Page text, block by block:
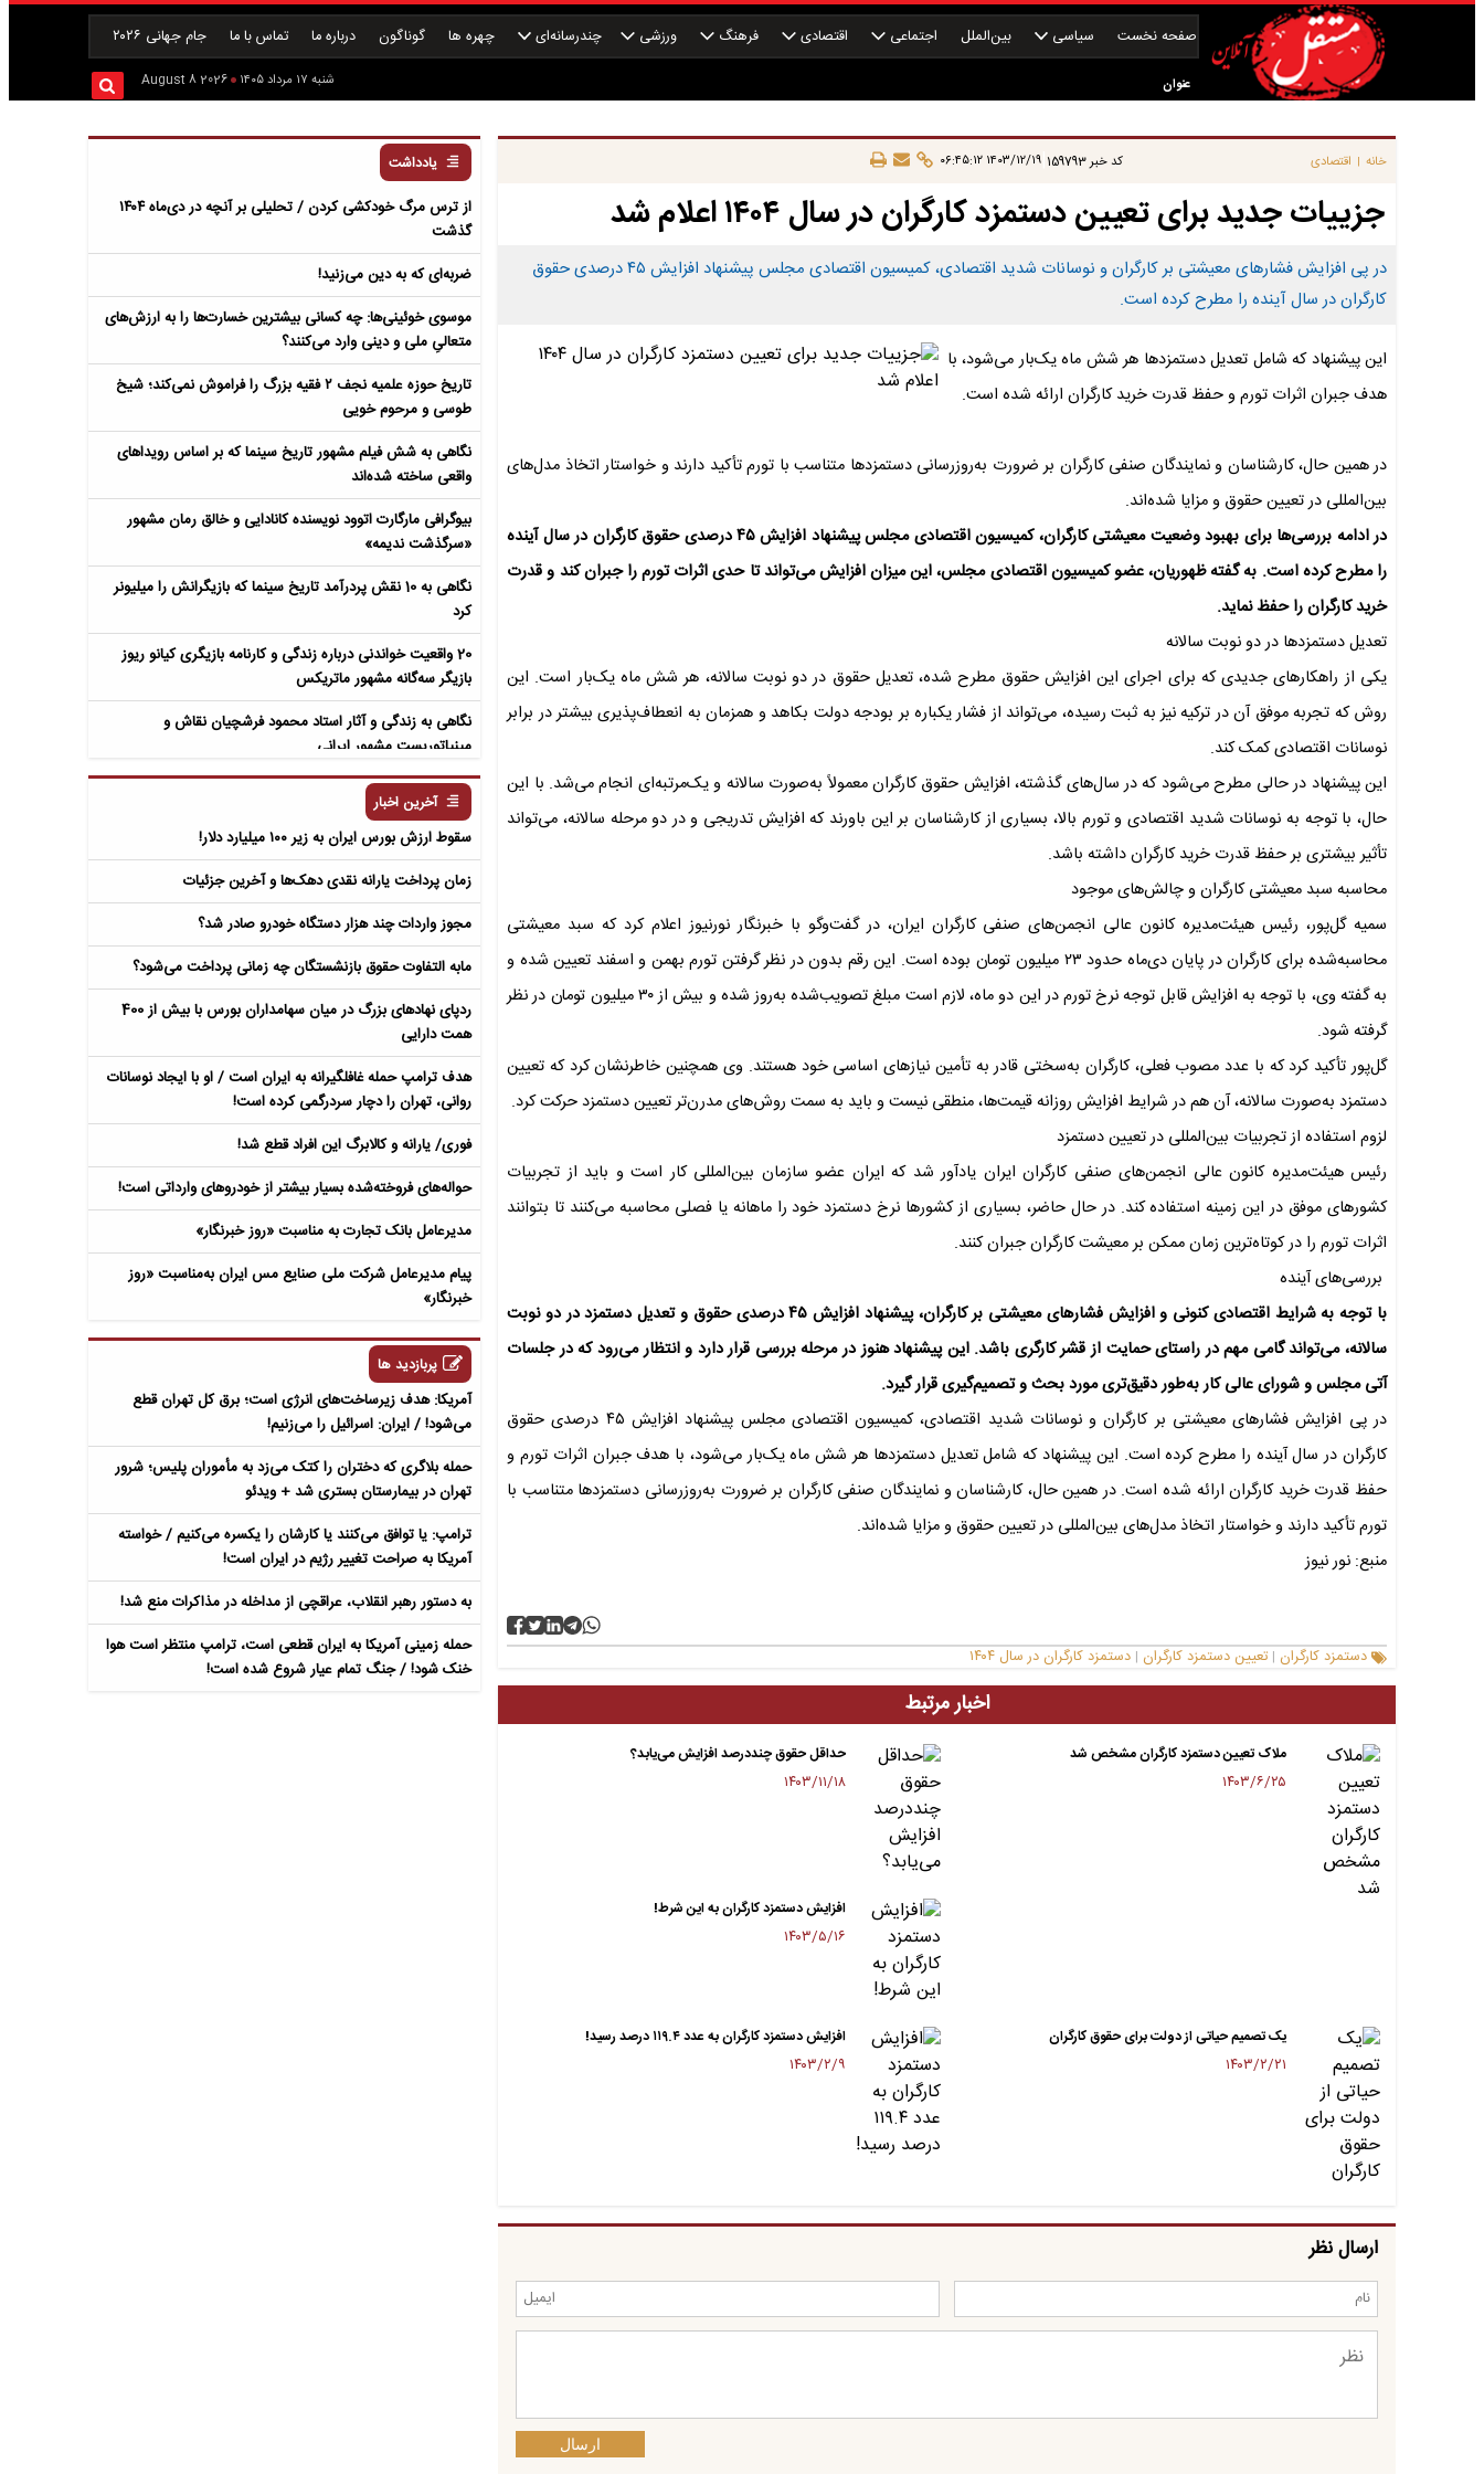
صفحه نخست سیاسی بین‌الملل اجتماعی اقتصادی فرهنگ ورزشی چندرسانه‌ای چهره ها گوناگون درباره ما تماس با ما جام جهانی ۲۰۲۶
عنوان شنبه ۱۷ مرداد ۱۴۰۵ 2026 August 8
خانه | اقتصادی کد خبر159793
|۱۴۰۳/۱۲/۱۹ ۰۶:۴۵:۱۲
جزییات جدید برای تعیین دستمزد کارگران در سال ۱۴۰۴ اعلام شد
در پی افزایش فشارهای معیشتی بر کارگران و نوسانات شدید اقتصادی، کمیسیون اقتصادی مجلس پیشنهاد افزایش ۴۵ درصدی حقوق
کارگران در سال آینده را مطرح کرده است.
این پیشنهاد که شامل تعدیل دستمزدها هر شش ماه یک‌بار می‌شود، با
هدف جبران اثرات تورم و حفظ قدرت خرید کارگران ارائه شده است.
در همین حال، کارشناسان و نمایندگان صنفی کارگران بر ضرورت به‌روزرسانی دستمزدها متناسب با تورم تأکید دارند و خواستار اتخاذ مدل‌های
بین‌المللی در تعیین حقوق و مزایا شده‌اند.
در ادامه بررسی‌ها برای بهبود وضعیت معیشتی کارگران، کمیسیون اقتصادی مجلس پیشنهاد افزایش ۴۵ درصدی حقوق کارگران در سال آینده
را مطرح کرده است. به گفته ظهوریان، عضو کمیسیون اقتصادی مجلس، این میزان افزایش می‌تواند تا حدی اثرات تورم را جبران کند و قدرت
خرید کارگران را حفظ نماید.
تعدیل دستمزدها در دو نوبت سالانه
یکی از راهکارهای جدیدی که برای اجرای این افزایش حقوق مطرح شده، تعدیل حقوق در دو نوبت سالانه، هر شش ماه یک‌بار است. این
روش که تجربه موفق آن در ترکیه نیز به ثبت رسیده، می‌تواند از فشار یکباره بر بودجه دولت بکاهد و همزمان به انعطاف‌پذیری بیشتر در برابر
نوسانات اقتصادی کمک کند.
این پیشنهاد در حالی مطرح می‌شود که در سال‌های گذشته، افزایش حقوق کارگران معمولاً به‌صورت سالانه و یک‌مرتبه‌ای انجام می‌شد. با این
حال، با توجه به نوسانات شدید اقتصادی و تورم بالا، بسیاری از کارشناسان بر این باورند که افزایش تدریجی و در دو مرحله سالانه، می‌تواند
تأثیر بیشتری بر حفظ قدرت خرید کارگران داشته باشد.
محاسبه سبد معیشتی کارگران و چالش‌های موجود
سمیه گل‌پور، رئیس هیئت‌مدیره کانون عالی انجمن‌های صنفی کارگران ایران، در گفت‌وگو با خبرنگار نورنیوز اعلام کرد که سبد معیشتی
محاسبه‌شده برای کارگران در پایان دی‌ماه حدود ۲۳ میلیون تومان بوده است. این رقم بدون در نظر گرفتن تورم بهمن و اسفند تعیین شده و
به گفته وی، با توجه به افزایش قابل توجه نرخ تورم در این دو ماه، لازم است مبلغ تصویب‌شده به‌روز شده و بیش از ۳۰ میلیون تومان در نظر
گرفته شود.
گل‌پور تأکید کرد که با عدد مصوب فعلی، کارگران به‌سختی قادر به تأمین نیازهای اساسی خود هستند. وی همچنین خاطرنشان کرد که تعیین
دستمزد به‌صورت سالانه، آن هم در شرایط افزایش روزانه قیمت‌ها، منطقی نیست و باید به سمت روش‌های مدرن‌تر تعیین دستمزد حرکت کرد.
لزوم استفاده از تجربیات بین‌المللی در تعیین دستمزد
رئیس هیئت‌مدیره کانون عالی انجمن‌های صنفی کارگران ایران یادآور شد که ایران عضو سازمان بین‌المللی کار است و باید از تجربیات
کشورهای موفق در این زمینه استفاده کند. در حال حاضر، بسیاری از کشورها نرخ دستمزد خود را ماهانه یا فصلی محاسبه می‌کنند تا بتوانند
اثرات تورم را در کوتاه‌ترین زمان ممکن بر معیشت کارگران جبران کنند.
بررسی‌های آینده
با توجه به شرایط اقتصادی کنونی و افزایش فشارهای معیشتی بر کارگران، پیشنهاد افزایش ۴۵ درصدی حقوق و تعدیل دستمزد در دو نوبت
سالانه، می‌تواند گامی مهم در راستای حمایت از قشر کارگری باشد. این پیشنهاد هنوز در مرحله بررسی قرار دارد و انتظار می‌رود که در جلسات
آتی مجلس و شورای عالی کار به‌طور دقیق‌تری مورد بحث و تصمیم‌گیری قرار گیرد.
در پی افزایش فشارهای معیشتی بر کارگران و نوسانات شدید اقتصادی، کمیسیون اقتصادی مجلس پیشنهاد افزایش ۴۵ درصدی حقوق
کارگران در سال آینده را مطرح کرده است. این پیشنهاد که شامل تعدیل دستمزدها هر شش ماه یک‌بار می‌شود، با هدف جبران اثرات تورم و
حفظ قدرت خرید کارگران ارائه شده است. در همین حال، کارشناسان و نمایندگان صنفی کارگران بر ضرورت به‌روزرسانی دستمزدها متناسب با
تورم تأکید دارند و خواستار اتخاذ مدل‌های بین‌المللی در تعیین حقوق و مزایا شده‌اند.
منبع: نور نیوز
دستمزد کارگران | تعیین دستمزد کارگران | دستمزد کارگران در سال ۱۴۰۴
اخبار مرتبط
ملاک تعیین دستمزد کارگران مشخص شد
۱۴۰۳/۶/۲۵
حداقل حقوق چند‌درصد افزایش می‌یابد؟
۱۴۰۳/۱۱/۱۸
افزایش دستمزد کارگران به این شرط!
۱۴۰۳/۵/۱۶
یک تصمیم حیاتی از دولت برای حقوق کارگران
۱۴۰۳/۲/۲۱
افزایش دستمزد کارگران به عدد ۱۱۹.۴ درصد رسید!
۱۴۰۳/۲/۹
ارسال نظر
ارسال
یادداشت
از ترس مرگ خودکشی کردن / تحلیلی بر آنچه در دی‌ماه ۱۴۰۴
گذشت
ضربه‌ای که به دین می‌زنید!
موسوی خوئینی‌ها: چه کسانی بیشترین خسارت‌ها را به ارزش‌های
متعالیِ ملی و دینی وارد می‌کنند؟
تاریخ حوزه علمیه نجف ۲ فقیه بزرگ را فراموش نمی‌کند؛ شیخ
طوسی و مرحوم خویی
نگاهی به شش فیلم مشهور تاریخ سینما که بر اساس رویداهای
واقعی ساخته شده‌اند
بیوگرافی مارگارت اتوود نویسنده کانادایی و خالق رمان مشهور
«سرگذشت ندیمه»
نگاهی به 10 نقش پردرآمد تاریخ سینما که بازیگرانش را میلیونر
کرد
20 واقعیت خواندنی درباره زندگی و کارنامه بازیگری کیانو ریوز
بازیگر سه‌گانه مشهور ماتریکس
نگاهی به زندگی و آثار استاد محمود فرشچیان نقاش و
مینیاتوریست مشهور ایرانی
نگاهی به زندگی و آثار عباس معروفی نویسنده ایرانی و خالق رمان
سمفونی مردگان
آخرین اخبار
سقوط ارزش بورس ایران به زیر ۱۰۰ میلیارد دلار!
زمان پرداخت یارانه نقدی دهک‌ها و آخرین جزئیات
مجوز واردات چند هزار دستگاه خودرو صادر شد؟
مابه التفاوت حقوق بازنشستگان چه زمانی پرداخت می‌شود؟
ردپای نهادهای بزرگ در میان سهامداران بورس با بیش از 400
همت دارایی
هدف ترامپ حمله غافلگیرانه به ایران است / او با ایجاد نوسانات
روانی، تهران را دچار سردرگمی کرده است!
فوری/ یارانه و کالابرگ این افراد قطع شد!
حواله‌های فروخته‌شده بسیار بیشتر از خودروهای وارداتی است!
مدیرعامل بانک تجارت به‌ مناسبت «روز خبرنگار»
پیام مدیرعامل شرکت ملی صنایع مس ایران به‌مناسبت «روز
خبرنگار»
پربازدید ها
آمریکا: هدف زیرساخت‌های انرژی است؛ برق کل تهران قطع
می‌شود! / ایران: اسرائیل را می‌زنیم!
حمله بلاگری که دختران را کتک می‌زد به مأموران پلیس؛ شرور
تهران در بیمارستان بستری شد + ویدئو
ترامپ: یا توافق می‌کنند یا کارشان را یکسره می‌کنیم / خواسته
آمریکا به صراحت تغییر رژیم در ایران است!
به دستور رهبر انقلاب، عراقچی از مداخله در مذاکرات منع شد!
حمله زمینی آمریکا به ایران قطعی است، ترامپ منتظر است هوا
خنک شود! / جنگ تمام عیار شروع شده است!